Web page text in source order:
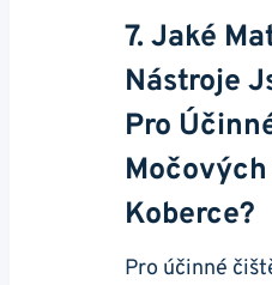
7. Jaké
Nástroje
Pro
Koberce?
Pro účinné